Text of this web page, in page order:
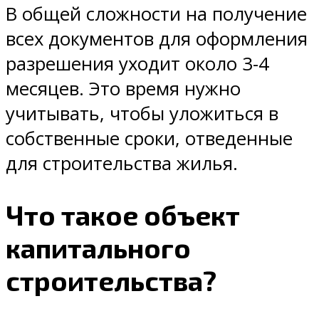
В общей сложности на получение
всех документов для оформления
разрешения уходит около 3-4
месяцев. Это время нужно
учитывать, чтобы уложиться в
собственные сроки, отведенные
для строительства жилья.
Что такое объект
капитального
строительства?